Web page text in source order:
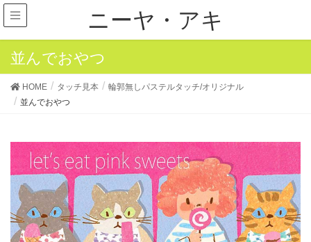
ニーヤ・アキ
並んでおやつ
HOME タッチ見本
輪郭無しパステルタッチ/オリジナル
並んでおやつ